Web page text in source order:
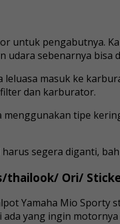
untuk pengabutnya.
sebenarnya bisa
masuk ke
dan karburator.
tipe
segera diganti,
Ori/
Yamaha Mio
yang ingin